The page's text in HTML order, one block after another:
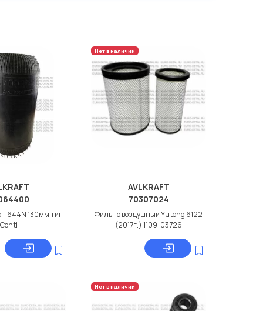
644N 130мм тип
Conti
Нет в наличии
AVLKRAFT
70307024
Фильтр воздушный Yutong 6122
(2017г.) 1109-03726
Нет в наличии